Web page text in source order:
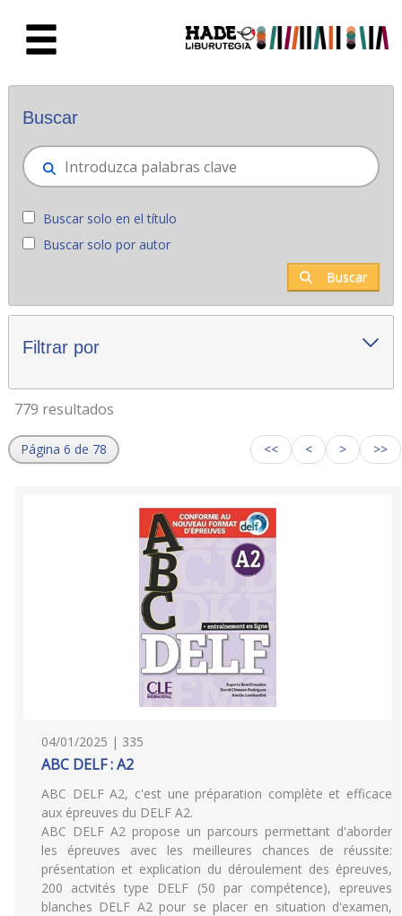
Novedades - Liburutegia
Buscar
Buscar solo en el título
Buscar solo por autor
Buscar
Filtrar por
779 resultados
Página 6 de 78 << < > >>
04/01/2025 | 335
ABC DELF : A2
ABC DELF A2, c'est une préparation complète et efficace
aux épreuves du DELF A2.
ABC DELF A2 propose un parcours permettant d'aborder
les épreuves avec les meilleures chances de réussite:
présentation et explication du déroulement des épreuves,
200 actvités type DELF (50 par compétence), epreuves
blanches DELF A2 pour se placer en situation d'examen,